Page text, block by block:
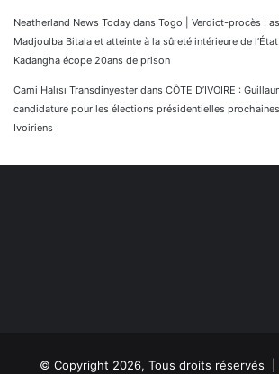
Neatherland News Today dans Togo | Verdict-procès :
Madjoulba Bitala et atteinte à la sûreté intérieure de
Kadangha écope 20ans de prison
Cami Halısı Transdinyester dans CÔTE D’IVOIRE :
candidature pour les élections présidentielles
Ivoiriens
© Copyright 2026, Tous droits réservés |